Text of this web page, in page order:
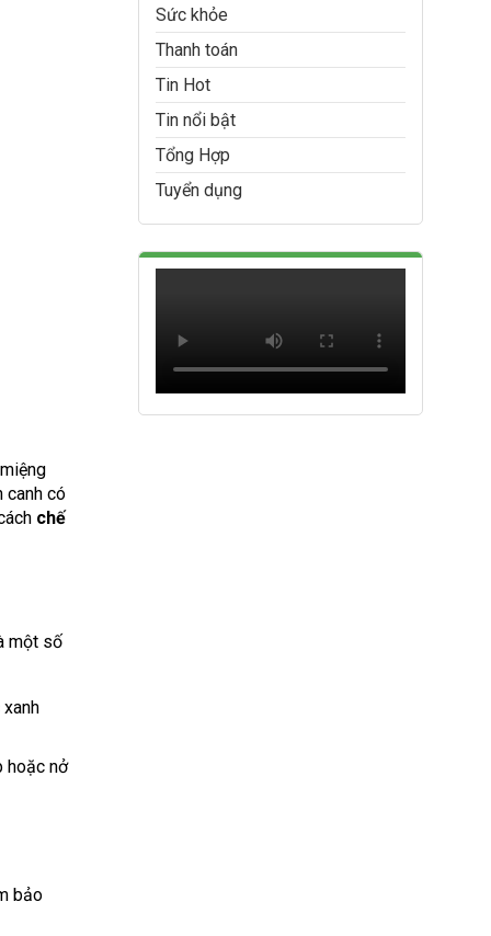
canh có
chế
một số
hoặc nở
bảo
Sức khỏe
Thanh toán
Tin Hot
Tin nổi bật
Tổng Hợp
Tuyển dụng